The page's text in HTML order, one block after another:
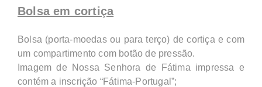
Bolsa em cortiça
Bolsa (porta-moedas ou para terço) de cortiça e com
um compartimento com botão de pressão.
Imagem de Nossa Senhora de Fátima impressa e
contém a inscrição “Fátima-Portugal”;